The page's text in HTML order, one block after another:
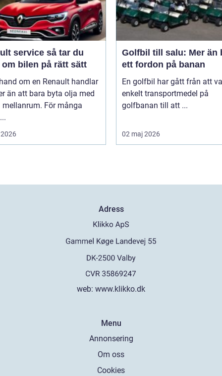
så tar du
om bilen på rätt sätt
om en Renault handlar
än att bara byta olja med
mellanrum. För många
Golfbil till salu: Mer än
ett fordon på banan
En golfbil har gått från att
enkelt transportmedel på
golfbanan till att ...
02 maj 2026
Adress
web: www.klikko.dk
Menu
Annonsering
Om oss
Cookies